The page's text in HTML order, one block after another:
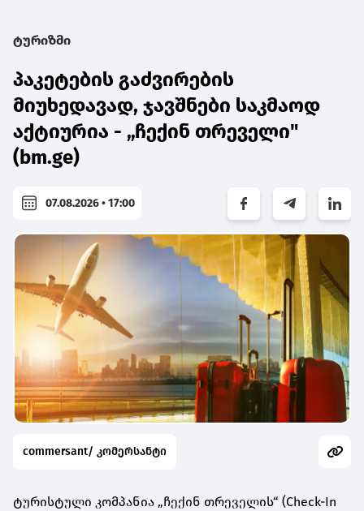
ტურიზმი
პაკეტების გაძვირების
მიუხედავად, ჯავშნები საკმაოდ
აქტიურია - „ჩექინ თრეველი"
(bm.ge)
07.08.2026 • 17:00
commersant/ კომერსანტი
ტურისტული კომპანია „ჩექინ თრეველის“ (Check-In